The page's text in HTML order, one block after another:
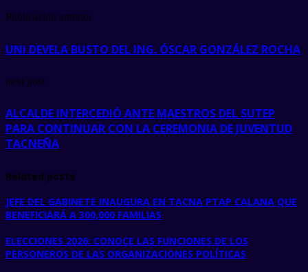
Publicación anterior
UNI DEVELA BUSTO DEL ING. ÓSCAR GONZÁLEZ ROCHA
next post
ALCALDE INTERCEDIÓ ANTE MAESTROS DEL SUTEP
PARA CONTINUAR CON LA CEREMONIA DE JUVENTUD
TACNEÑA
Related posts
JEFE DEL GABINETE INAUGURA EN TACNA PTAP CALANA QUE
BENEFICIARÁ A 300,000 FAMILIAS
ELECCIONES 2026: CONOCE LAS FUNCIONES DE LOS
PERSONEROS DE LAS ORGANIZACIONES POLÍTICAS